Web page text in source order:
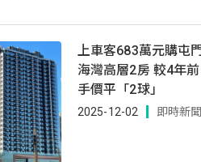
上車客683萬元購屯
海灣高層2房 較4年
手價平「2球」
2025-12-02 即時新